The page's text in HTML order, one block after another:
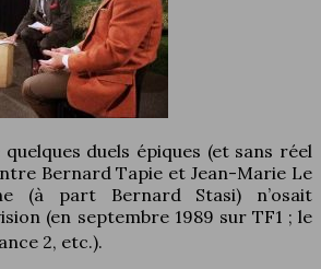
duels épiques (et sans réel
Bernard Tapie et Jean-Marie Le
(à part Bernard Stasi) n’osait
(en septembre 1989 sur TF1 ; le
2, etc.).